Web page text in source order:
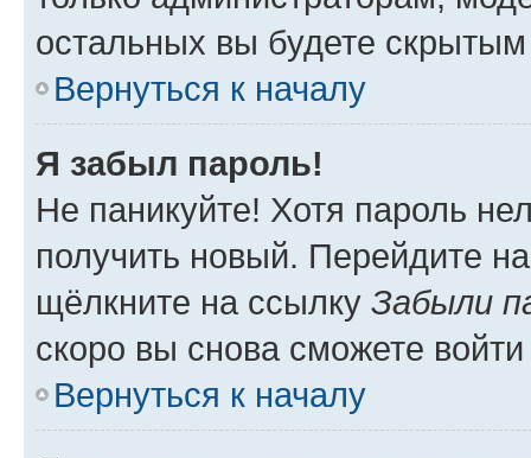
остальных вы будете
Вернуться к началу
Я забыл пароль!
Не паникуйте! Хотя пароль
получить новый. Перейдите
щёлкните на ссылку Забыли
скоро вы снова сможете
Вернуться к началу